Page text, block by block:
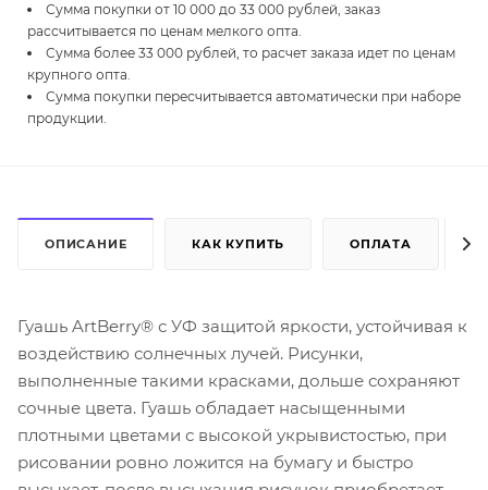
Сумма покупки от 10 000 до 33 000 рублей, заказ
рассчитывается по ценам мелкого опта.
Сумма более 33 000 рублей, то расчет заказа идет по ценам
крупного опта.
Сумма покупки пересчитывается автоматически при наборе
продукции.
ОПИСАНИЕ КАК КУПИТЬ ОПЛАТА
Гуашь ArtBerry® с УФ защитой яркости, устойчивая к
воздействию солнечных лучей. Рисунки,
выполненные такими красками, дольше сохраняют
сочные цвета. Гуашь обладает насыщенными
плотными цветами с высокой укрывистостью, при
рисовании ровно ложится на бумагу и быстро